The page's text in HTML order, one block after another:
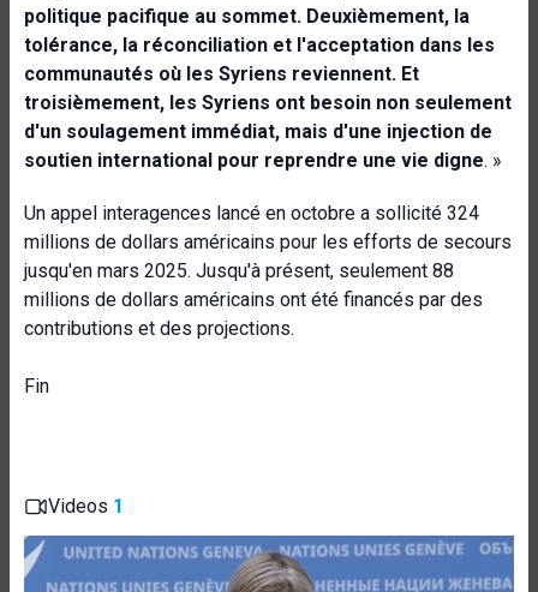
politique pacifique au sommet. Deuxièmement, la
tolérance, la réconciliation et l'acceptation dans les
communautés où les Syriens reviennent. Et
troisièmement, les Syriens ont besoin non seulement
d'un soulagement immédiat, mais d'une injection de
soutien international pour reprendre une vie digne. »
Un appel interagences lancé en octobre a sollicité 324
millions de dollars américains pour les efforts de secours
jusqu'en mars 2025. Jusqu'à présent, seulement 88
millions de dollars américains ont été financés par des
contributions et des projections.
Fin
Videos 1